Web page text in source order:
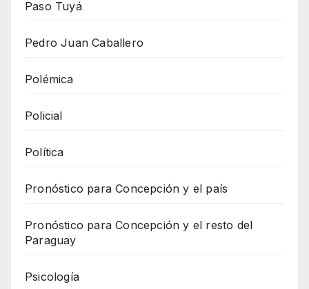
Paso Tuyá
Pedro Juan Caballero
Polémica
Policial
Política
Pronóstico para Concepción y el país
Pronóstico para Concepción y el resto del
Paraguay
Psicología